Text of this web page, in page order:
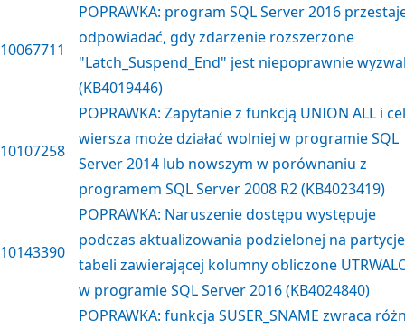
10067711
POPRAWKA: program SQL Server 2016
odpowiadać, gdy zdarzenie rozszerzone
"Latch_Suspend_End" jest niepoprawnie
(KB4019446)
10107258
POPRAWKA: Zapytanie z funkcją UNION ALL i
wiersza może działać wolniej w programie SQL
Server 2014 lub nowszym w porównaniu z
programem SQL Server 2008 R2 (KB4023419)
10143390
POPRAWKA: Naruszenie dostępu występuje
podczas aktualizowania podzielonej na partycje
tabeli zawierającej kolumny obliczone
w programie SQL Server 2016 (KB4024840)
POPRAWKA: funkcja SUSER_SNAME zwraca